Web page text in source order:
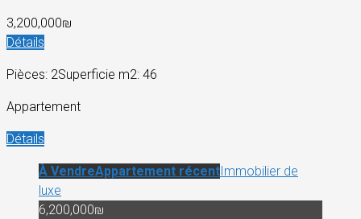
3,200,000₪
Détails
Pièces: 2Superficie m2: 46
Appartement
Détails
À VendreAppartement récentImmobilier de
luxe
6,200,000₪